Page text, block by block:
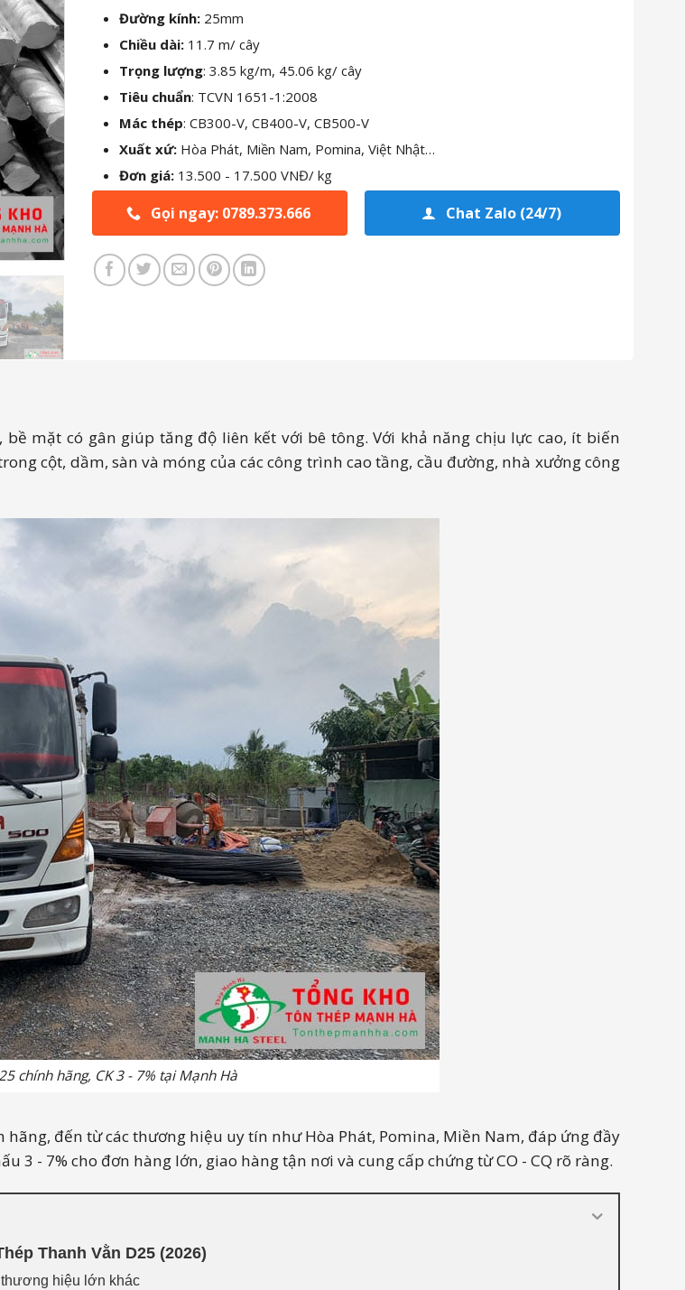
Đường kính:25mm
Chiều dài:11.7 m/ cây
Trọng lượng: 3.85 kg/m, 45.06 kg/ cây
Tiêu chuẩn: TCVN 1651-1:2008
Mác thép: CB300-V, CB400-V, CB500-V
Xuất xứ:Hòa Phát, Miền Nam, Pomina, Việt Nhật…
Đơn giá:13.500 - 17.500 VNĐ/ kg
Gọi ngay: 0789.373.666 Chat Zalo (24/7)
mặt có gân giúp tăng độ liên kết với bê tông. Với khả năng chịu lực cao, ít biến
cột, dầm, sàn và móng của các công trình cao tầng, cầu đường, nhà xưởng công
chính hãng, CK 3 - 7% tại Mạnh Hà
đến từ các thương hiệu uy tín như Hòa Phát, Pomina, Miền Nam, đáp ứng đầy
3 - 7% cho đơn hàng lớn, giao hàng tận nơi và cung cấp chứng từ CO - CQ rõ ràng.
Thanh Vằn D25 (2026)
thương hiệu lớn khác